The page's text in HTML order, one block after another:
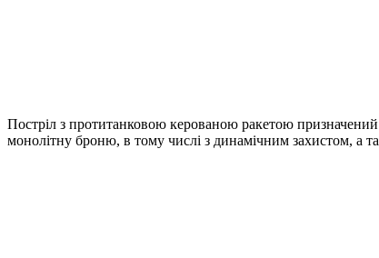
Постріл з протитанковою керованою ракетою
монолітну броню, в тому числі з динамічним захистом, а